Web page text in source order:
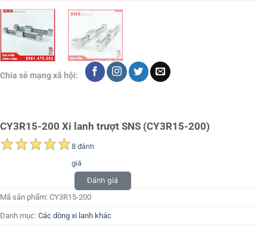
Chia sẻ mạng xã hội:
CY3R15-200 Xi lanh trượt SNS (CY3R15-200)
8 đánh
giá
Đánh giá
Mã sản phẩm: CY3R15-200
Danh mục: Các dòng xi lanh khác